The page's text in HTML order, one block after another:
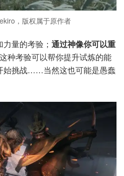
，版权属于原作者
量的考验； 通过神像你可以重
这种考验可以帮你提升试炼的能
始挑战……当然这也可能是愚蠢